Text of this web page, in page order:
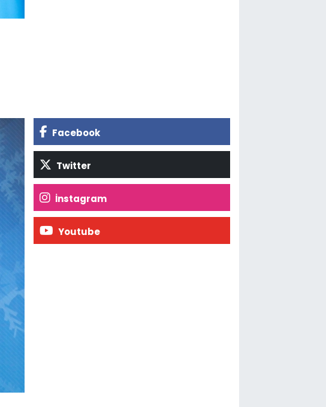
Facebook
Twitter
İnstagram
Youtube